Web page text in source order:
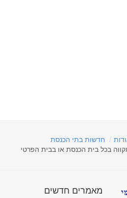
חדשות בתי הכנסת
בכל בית הכנסת או בבית הפרטי
מאמרים חדשים